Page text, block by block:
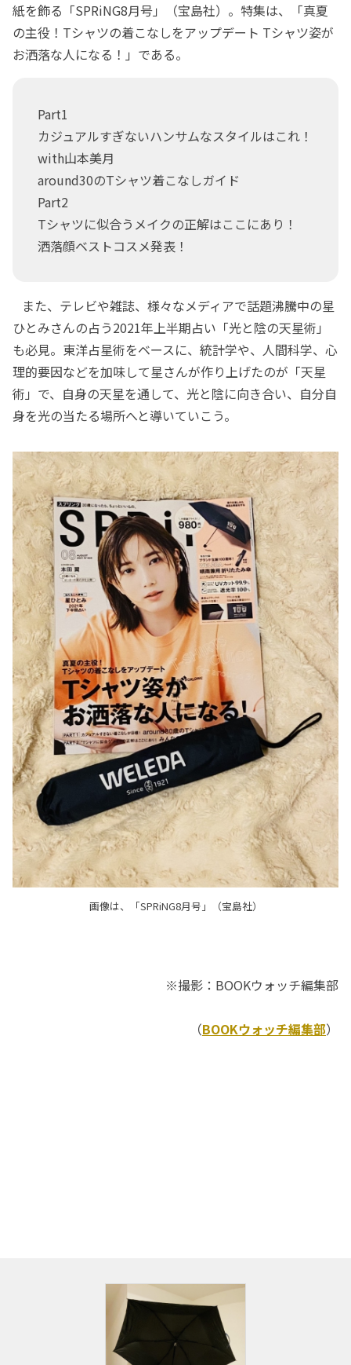
紙を飾る「SPRiNG8月号」（宝島社）。特集は、「真夏
の主役！Tシャツの着こなしをアップデート Tシャツ姿が
お洒落な人になる！」である。
Part1
カジュアルすぎないハンサムなスタイルはこれ！
with山本美月
around30のTシャツ着こなしガイド
Part2
Tシャツに似合うメイクの正解はここにあり！
洒落顔ベストコスメ発表！
また、テレビや雑誌、様々なメディアで話題沸騰中の星
ひとみさんの占う2021年上半期占い「光と陰の天星術」
も必見。東洋占星術をベースに、統計学や、人間科学、心
理的要因などを加味して星さんが作り上げたのが「天星
術」で、自身の天星を通して、光と陰に向き合い、自分自
身を光の当たる場所へと導いていこう。
画像は、「SPRiNG8月号」（宝島社）
※撮影：BOOKウォッチ編集部
（BOOKウォッチ編集部）